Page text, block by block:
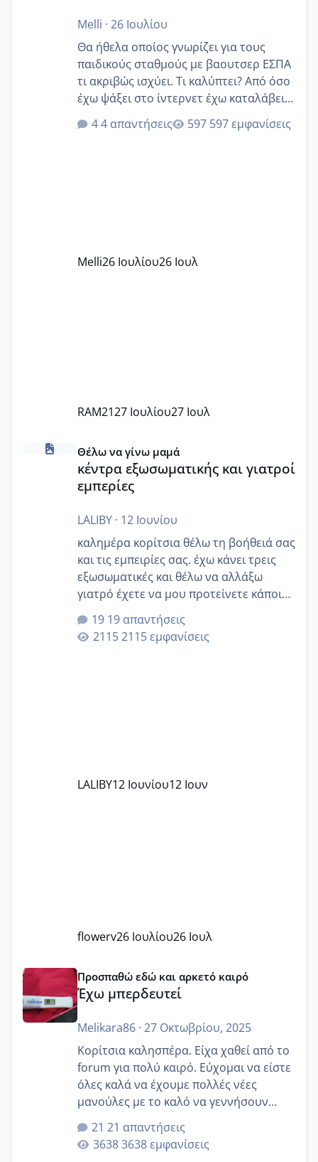
Melli · 26 Ιουλίου
Θα ήθελα οποίος γνωρίζει για τους
παιδικούς σταθμούς με βαουτσερ ΕΣΠΑ
τι ακριβώς ισχύει. Τι καλύπτει? Από όσο
έχω ψάξει στο ίντερνετ έχω καταλάβει
ότι το βαουτσερ καλύπτει όλα τα
δίδακτρα και τα τροφεια του ιδιωτικού
Εγώ πήγα σε έναν ιδιωτικό παιδικό στ
4 απαντήσεις 597 εμφανίσεις
Melli26 Ιουλίου26 Ιουλ
RAM2127 Ιουλίου27 Ιουλ
κέντρα εξωσωματικής και γιατροί εμπερίες
Θέλω να γίνω μαμά
κέντρα εξωσωματικής και γιατροί
εμπερίες
LALIBY· 12 Ιουνίου
καλημέρα κορίτσια θέλω τη βοήθειά σας
και τις εμπειρίες σας. έχω κάνει τρεις
εξωσωματικές και θέλω να αλλάξω
γιατρό έχετε να μου προτείνετε κάποιον
που μείνατε ευχαριστημένες και είχατε
επιιτυχία? έκανα στο υγεία με τον
ζερβομανωλάκη (δεν το εψαξε καθόλου
19 απαντήσεις
2115 εμφανίσεις
LALIBY12 Ιουνίου12 Ιουν
flowerv26 Ιουλίου26 Ιουλ
Έχω μπερδευτεί
Προσπαθώ εδώ και αρκετό καιρό
Έχω μπερδευτεί
Melikara86· 27 Οκτωβρίου, 2025
Κορίτσια καλησπέρα. Είχα χαθεί από το
forum για πολύ καιρό. Εύχομαι να είστε
όλες καλά να έχουμε πολλές νέες
μανούλες με το καλό να γεννήσουν
αυτές που ήδη περιμένουν. Να πάρουν
γερα μωράκια στην αγκαλίτσα τους
🙏🏼🙏🏼 Ας πάμε λοιπόν στο θέμα μου.
21 απαντήσεις
3638 εμφανίσεις